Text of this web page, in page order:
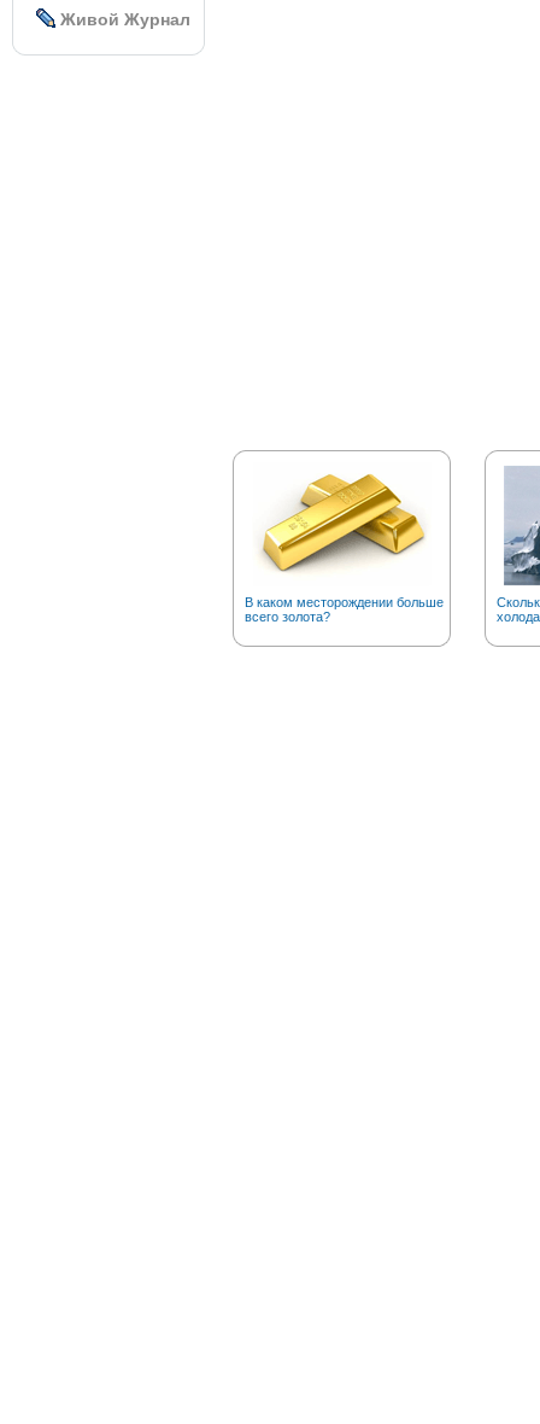
Живой Журнал
В каком месторождении больше
всего золота?